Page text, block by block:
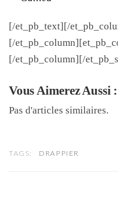
[/et_pb_text][/
[/
[/et_pb_column][/
Vous Aimerez Aussi :
Pas d'articles similaires.
TAGS: DRAPPIER